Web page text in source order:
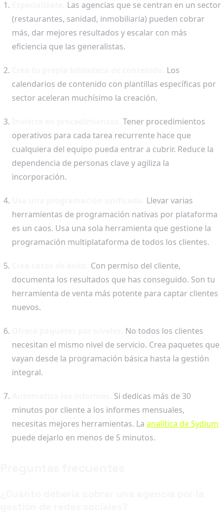
Las agencias que se centran en un sector
(restaurantes, sanidad, inmobiliaria) pueden cobrar
más, dar mejores resultados y escalar con más
eficiencia que las generalistas.
Los
calendarios de contenido con plantillas específicas por
sector aceleran muchísimo la creación.
Tener procedimientos
operativos para cada tarea recurrente hace que
cualquiera del equipo pueda entrar a cubrir. Reduce la
dependencia de personas clave y agiliza la
incorporación.
Llevar varias
herramientas de programación nativas por plataforma
es un caos. Usa una sola herramienta que gestione la
programación multiplataforma de todos los clientes.
Con permiso del cliente,
documenta los resultados que has conseguido. Son tu
herramienta de venta más potente para captar clientes
nuevos.
No todos los clientes
necesitan el mismo nivel de servicio. Crea paquetes que
vayan desde la programación básica hasta la gestión
integral.
Si dedicas más de 30
minutos por cliente a los informes mensuales,
necesitas mejores herramientas. La analítica de Sydium
puede dejarlo en menos de 5 minutos.